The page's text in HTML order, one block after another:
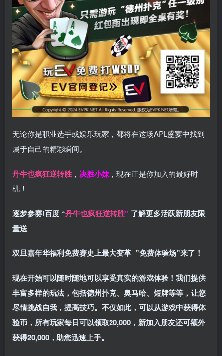
无论你是职业选手或娱乐玩家，都将在这场APL盛宴中找到
属于自己的精彩瞬间。
丹牛也疯狂逆转胜， 决胜小妹，现在正是你加入的最好时
机！
逐梦参赛!百度 “丹牛也疯狂逆转胜” 了解更多活跃新朋友限
量送
双旦嘉年华福利免费赛史上最大变革 ”免费体验场”来了！
现在开始可以随时随地可以享受真实的游戏体验！我们提供
丰富多样的玩法，包括德州扑克、奥马哈、短牌等等，让您
尽情挑战自我，提高技巧。不仅如此， 可以从游戏中获得体
验币，所有玩家每日可以领取20,000，新加入朋友还可额外
获得20,000，助您迅速上手。